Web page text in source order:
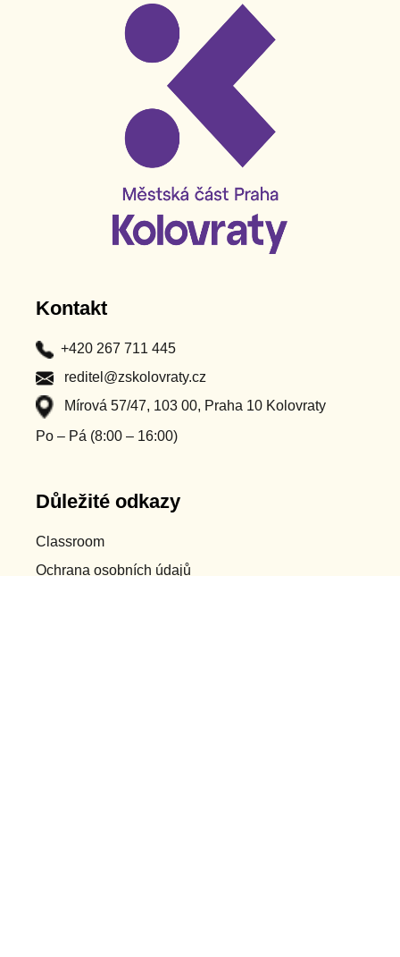
Kontakt
+420 267 711 445
reditel@zskolovraty.cz
Mírová 57/47, 103 00, Praha 10 Kolovraty
Po – Pá (8:00 – 16:00)
Důležité odkazy
Classroom
Ochrana osobních údajů